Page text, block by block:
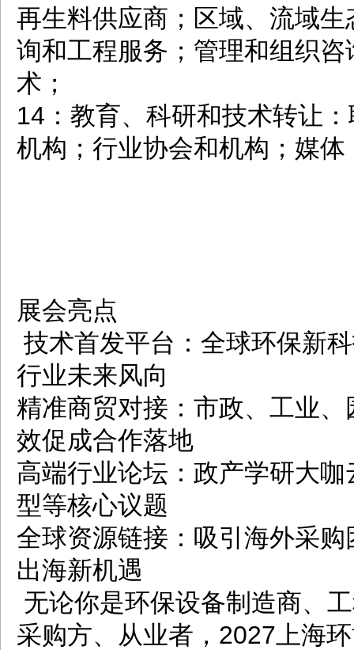
再生料供应商；区域、流域
询和工程服务；管理和组织
术；
14：教育、科研和技术转让
机构；行业协会和机构；媒体
展会亮点
技术首发平台：全球环保新
行业未来风向
精准商贸对接：市政、工业
效促成合作落地
高端行业论坛：政产学研大
型等核心议题
全球资源链接：吸引海外采
出海新机遇
无论你是环保设备制造商、
采购方、从业者，2027上海